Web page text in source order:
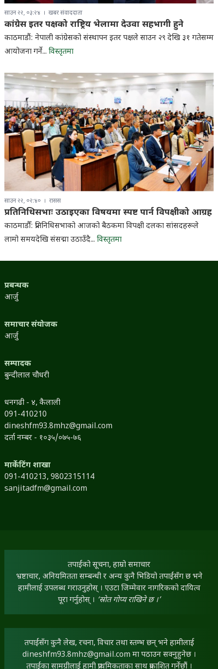
साउन २२, ०३:२४ खबर संवाददाता
कांग्रेस इतर पक्षको राष्ट्रिय भेलामा देउवा सहभागी हुने
काठमाडौं: नेपाली कांग्रेसको संस्थापन इतर पक्षले साउन २९ देखि ३१ गतेसम्म
आयोजना गर्ने... विस्तृतमा
साउन २२, ०२:४० रासस
प्रतिनिधिसभाः उठाइएका विषयमा स्पष्ट पार्न विपक्षीको आग्रह
काठमाडौँ: प्रतिनिधिसभाको आजको बैठकमा विपक्षी दलका सांसदहरूले
लामो समयदेखि संसद्मा उठाउँदै... विस्तृतमा
प्रबन्धक
आर्जु
समाचार संयोजक
आर्जु
सम्पादक
बुन्दीलाल चौधरी
धनगढी - ४, कैलाली
091-410210
dineshfm93.8mhz@gmail.com
दर्ता नम्बर - १०३५/०७५-७६
मार्केटिंग शाखा
091-410213, 9802315114
sanjitadfm@gmail.com
तपाईंको सूचना, हाम्रो समाचार
भ्रष्टाचार, अनियमितता सम्बन्धी र अन्य कुनै भिडियो तपाईंसँग छ भने
हामीलाई उपलब्ध गराउनुहोस् । एउटा जिम्मेवार नागरिकको दायित्व
पूरा गर्नुहोस् । ‘स्रोत गोप्य राखिने छ ।’
तपाईंसँग कुनै लेख, रचना, विचार तथा स्तम्भ छन् भने हामीलाई
dineshfm93.8mhz@gmail.comमा पठाउन सक्नुहुनेछ ।
तपाईंका सामग्रीलाई हामी प्राथमिकताका साथ प्रकाशित गर्नेछौं ।